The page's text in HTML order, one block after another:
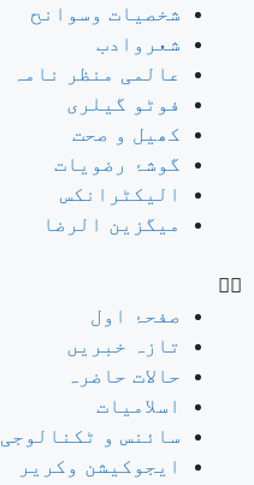
شخصیات وسوانح
شعروادب
عالمی منظر نامہ
فوٹو گیلری
کھیل و صحت
گوشۂ رضویات
الیکٹرانکس
میگزین الرضا
صفحۂ اول
تازہ خبریں
حالات حاضرہ
اسلامیات
سائنس و ٹکنالوجی
ایجوکیشن وکریر